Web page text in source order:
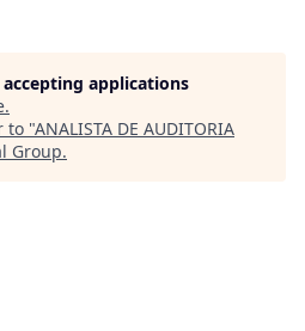
applications
.
to "ANALISTA DE AUDITORIA
Group.